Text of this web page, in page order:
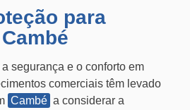
para
segurança e o conforto em
comerciais têm levado
Cambé a considerar a